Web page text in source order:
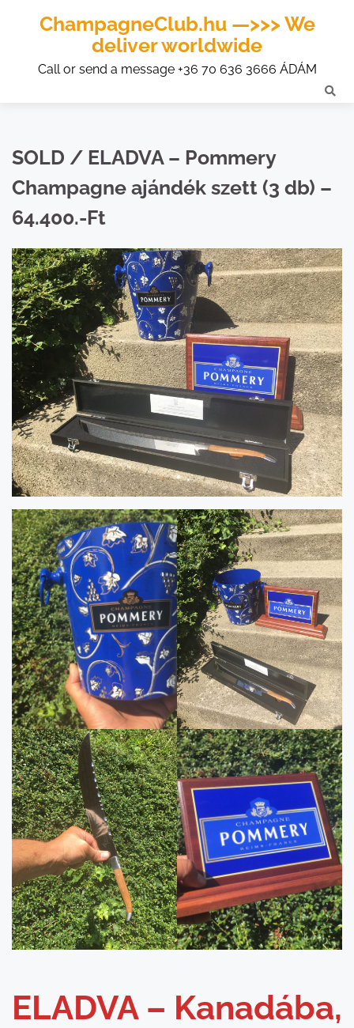
ChampagneClub.hu —>>> We
deliver worldwide
Call or send a message +36 70 636 3666 ÁDÁM
SOLD / ELADVA – Pommery
Champagne ajándék szett (3 db) –
64.400.-Ft
ELADVA – Kanadába,